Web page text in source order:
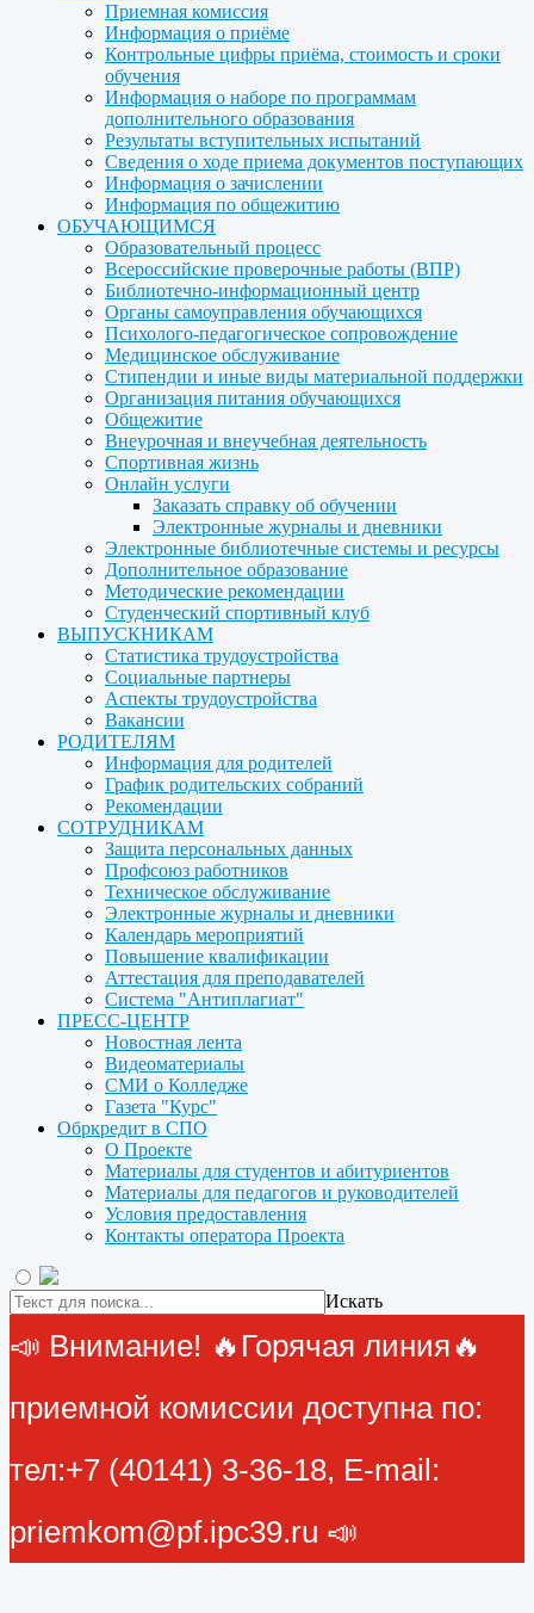
Приемная комиссия
Информация о приёме
Контрольные цифры приёма, стоимость и сроки
обучения
Информация о наборе по программам
дополнительного образования
Результаты вступительных испытаний
Сведения о ходе приема документов поступающих
Информация о зачислении
Информация по общежитию
ОБУЧАЮЩИМСЯ
Образовательный процесс
Всероссийские проверочные работы (ВПР)
Библиотечно-информационный центр
Органы самоуправления обучающихся
Психолого-педагогическое сопровождение
Медицинское обслуживание
Стипендии и иные виды материальной поддержки
Организация питания обучающихся
Общежитие
Внеурочная и внеучебная деятельность
Спортивная жизнь
Онлайн услуги
Заказать справку об обучении
Электронные журналы и дневники
Электронные библиотечные системы и ресурсы
Дополнительное образование
Методические рекомендации
Студенческий спортивный клуб
ВЫПУСКНИКАМ
Статистика трудоустройства
Социальные партнеры
Аспекты трудоустройства
Вакансии
РОДИТЕЛЯМ
Информация для родителей
График родительских собраний
Рекомендации
СОТРУДНИКАМ
Защита персональных данных
Профсоюз работников
Техническое обслуживание
Электронные журналы и дневники
Календарь мероприятий
Повышение квалификации
Аттестация для преподавателей
Система "Антиплагиат"
ПРЕСС-ЦЕНТР
Новостная лента
Видеоматериалы
СМИ о Колледже
Газета "Курс"
Обркредит в СПО
О Проекте
Материалы для студентов и абитуриентов
Материалы для педагогов и руководителей
Условия предоставления
Контакты оператора Проекта
Искать
📣 Внимание! 🔥Горячая линия🔥
приемной комиссии доступна по:
тел:+7 (40141) 3-36-18, E-mail:
priemkom@pf.ipc39.ru 📣